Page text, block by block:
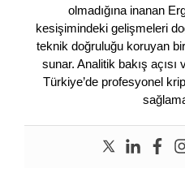
olmadığına inanan
kesişimindeki gelişmeleri
teknik doğruluğu koruyan
sunar. Analitik bakış açısı
Türkiye’de profesyonel